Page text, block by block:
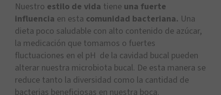
Nuestro estilo de vida tiene una fuerte
influencia en esta comunidad bacteriana. Una
dieta poco saludable con alto contenido de azúcar,
la medicación que tomamos o fuertes
fluctuaciones en el pH de la cavidad bucal pueden
alterar nuestra microbiota bucal. De esta manera se
reduce tanto la diversidad como la cantidad de
bacterias beneficiosas en nuestra boca.